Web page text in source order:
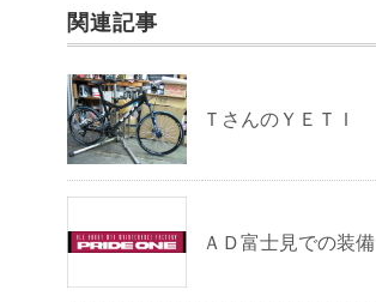
関連記事
ＴさんのＹＥＴＩ
ＡＤ富士見での装備